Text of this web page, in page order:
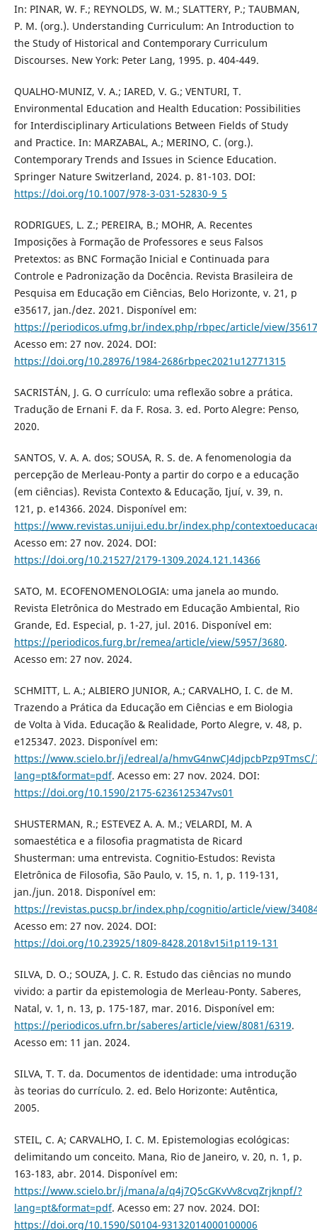
In: PINAR, W. F.; REYNOLDS, W. M.; SLATTERY, P.; TAUBMAN,
P. M. (org.). Understanding Curriculum: An Introduction to
the Study of Historical and Contemporary Curriculum
Discourses. New York: Peter Lang, 1995. p. 404-449.
QUALHO-MUNIZ, V. A.; IARED, V. G.; VENTURI, T.
Environmental Education and Health Education: Possibilities
for Interdisciplinary Articulations Between Fields of Study
and Practice. In: MARZABAL, A.; MERINO, C. (org.).
Contemporary Trends and Issues in Science Education.
Springer Nature Switzerland, 2024. p. 81-103. DOI:
https://doi.org/10.1007/978-3-031-52830-9_5
RODRIGUES, L. Z.; PEREIRA, B.; MOHR, A. Recentes
Imposições à Formação de Professores e seus Falsos
Pretextos: as BNC Formação Inicial e Continuada para
Controle e Padronização da Docência. Revista Brasileira de
Pesquisa em Educação em Ciências, Belo Horizonte, v. 21, p
e35617, jan./dez. 2021. Disponível em:
https://periodicos.ufmg.br/index.php/rbpec/article/view/
Acesso em: 27 nov. 2024. DOI:
https://doi.org/10.28976/1984-2686rbpec2021u12771315
SACRISTÁN, J. G. O currículo: uma reflexão sobre a prática.
Tradução de Ernani F. da F. Rosa. 3. ed. Porto Alegre: Penso,
2020.
SANTOS, V. A. A. dos; SOUSA, R. S. de. A fenomenologia da
percepção de Merleau-Ponty a partir do corpo e a educação
(em ciências). Revista Contexto & Educação, Ijuí, v. 39, n.
121, p. e14366. 2024. Disponível em:
https://www.revistas.unijui.edu.br/index.php/
Acesso em: 27 nov. 2024. DOI:
https://doi.org/10.21527/2179-1309.2024.121.14366
SATO, M. ECOFENOMENOLOGIA: uma janela ao mundo.
Revista Eletrônica do Mestrado em Educação Ambiental, Rio
Grande, Ed. Especial, p. 1-27, jul. 2016. Disponível em:
https://periodicos.furg.br/remea/article/view/5957/3680.
Acesso em: 27 nov. 2024.
SCHMITT, L. A.; ALBIERO JUNIOR, A.; CARVALHO, I. C. de M.
Trazendo a Prática da Educação em Ciências e em Biologia
de Volta à Vida. Educação & Realidade, Porto Alegre, v. 48, p.
e125347. 2023. Disponível em:
https://www.scielo.br/j/edreal/a/hmvG4nwCJ4djpcbPzp9TmsC/
lang=pt&format=pdf. Acesso em: 27 nov. 2024. DOI:
https://doi.org/10.1590/2175-6236125347vs01
SHUSTERMAN, R.; ESTEVEZ A. A. M.; VELARDI, M. A
somaestética e a filosofia pragmatista de Ricard
Shusterman: uma entrevista. Cognitio-Estudos: Revista
Eletrônica de Filosofia, São Paulo, v. 15, n. 1, p. 119-131,
jan./jun. 2018. Disponível em:
https://revistas.pucsp.br/index.php/cognitio/article/view/
Acesso em: 27 nov. 2024. DOI:
https://doi.org/10.23925/1809-8428.2018v15i1p119-131
SILVA, D. O.; SOUZA, J. C. R. Estudo das ciências no mundo
vivido: a partir da epistemologia de Merleau-Ponty. Saberes,
Natal, v. 1, n. 13, p. 175-187, mar. 2016. Disponível em:
https://periodicos.ufrn.br/saberes/article/view/8081/6319.
Acesso em: 11 jan. 2024.
SILVA, T. T. da. Documentos de identidade: uma introdução
às teorias do currículo. 2. ed. Belo Horizonte: Autêntica,
2005.
STEIL, C. A; CARVALHO, I. C. M. Epistemologias ecológicas:
delimitando um conceito. Mana, Rio de Janeiro, v. 20, n. 1, p.
163-183, abr. 2014. Disponível em:
https://www.scielo.br/j/mana/a/q4j7Q5cGKvVv8cvqZrjknpf/?
lang=pt&format=pdf. Acesso em: 27 nov. 2024. DOI:
https://doi.org/10.1590/S0104-93132014000100006